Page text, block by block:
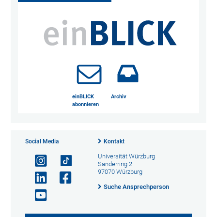
einBLICK
abonnieren
Archiv
Social Media Kontakt
Universität Würzburg
Sanderring 2
97070 Würzburg
Suche Ansprechperson